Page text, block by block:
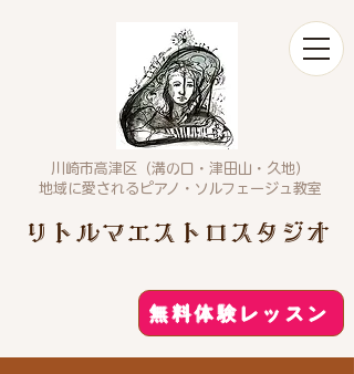
川崎市高津区（溝の口・津田山・久地）
​地域に愛されるピアノ・ソルフェージュ教室
無料体験レッスン
リトルマエストロスタジオ